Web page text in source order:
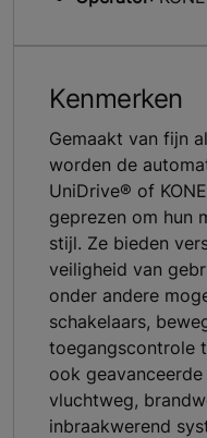
Kenmerken
Gemaakt van fijn
worden de
UniDrive® of
geprezen om hun
stijl. Ze bieden
veiligheid van
onder andere
schakelaars,
toegangscontrole
ook
vluchtweg,
inbraakwerend